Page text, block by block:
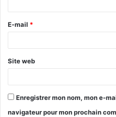
E-mail *
Site web
Enregistrer mon nom, mon e-
navigateur pour mon prochain